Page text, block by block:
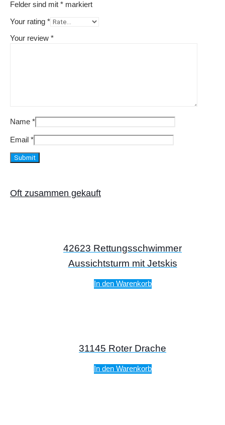
Felder sind mit * markiert
Your rating *
Your review *
Name *
Email *
Oft zusammen gekauft
42623 Rettungsschwimmer
Aussichtsturm mit Jetskis
In den Warenkorb
31145 Roter Drache
In den Warenkorb